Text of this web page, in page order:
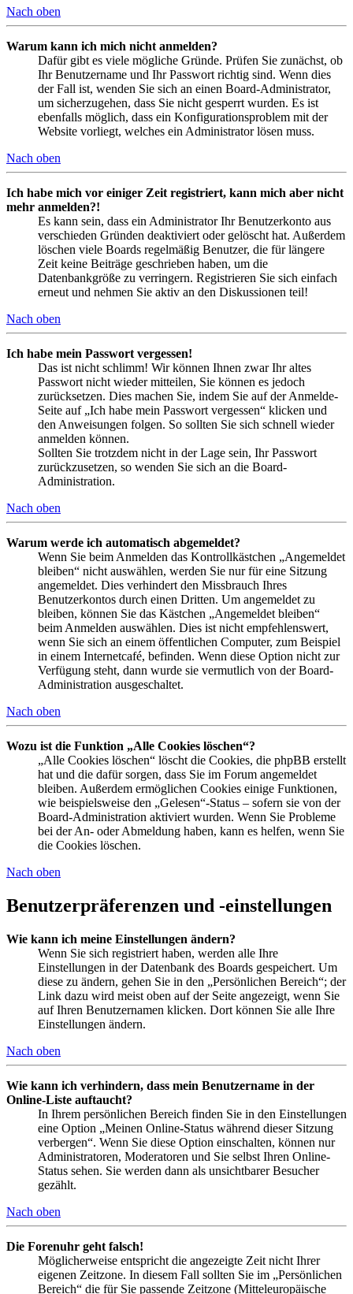
Nach oben
Warum kann ich mich nicht anmelden?
Dafür gibt es viele mögliche Gründe. Prüfen Sie zunächst, ob
Ihr Benutzername und Ihr Passwort richtig sind. Wenn dies
der Fall ist, wenden Sie sich an einen Board-Administrator,
um sicherzugehen, dass Sie nicht gesperrt wurden. Es ist
ebenfalls möglich, dass ein Konfigurationsproblem mit der
Website vorliegt, welches ein Administrator lösen muss.
Nach oben
Ich habe mich vor einiger Zeit registriert, kann mich aber nicht
mehr anmelden?!
Es kann sein, dass ein Administrator Ihr Benutzerkonto aus
verschieden Gründen deaktiviert oder gelöscht hat. Außerdem
löschen viele Boards regelmäßig Benutzer, die für längere
Zeit keine Beiträge geschrieben haben, um die
Datenbankgröße zu verringern. Registrieren Sie sich einfach
erneut und nehmen Sie aktiv an den Diskussionen teil!
Nach oben
Ich habe mein Passwort vergessen!
Das ist nicht schlimm! Wir können Ihnen zwar Ihr altes
Passwort nicht wieder mitteilen, Sie können es jedoch
zurücksetzen. Dies machen Sie, indem Sie auf der Anmelde-
Seite auf „Ich habe mein Passwort vergessen“ klicken und
den Anweisungen folgen. So sollten Sie sich schnell wieder
anmelden können.
Sollten Sie trotzdem nicht in der Lage sein, Ihr Passwort
zurückzusetzen, so wenden Sie sich an die Board-
Administration.
Nach oben
Warum werde ich automatisch abgemeldet?
Wenn Sie beim Anmelden das Kontrollkästchen „Angemeldet
bleiben“ nicht auswählen, werden Sie nur für eine Sitzung
angemeldet. Dies verhindert den Missbrauch Ihres
Benutzerkontos durch einen Dritten. Um angemeldet zu
bleiben, können Sie das Kästchen „Angemeldet bleiben“
beim Anmelden auswählen. Dies ist nicht empfehlenswert,
wenn Sie sich an einem öffentlichen Computer, zum Beispiel
in einem Internetcafé, befinden. Wenn diese Option nicht zur
Verfügung steht, dann wurde sie vermutlich von der Board-
Administration ausgeschaltet.
Nach oben
Wozu ist die Funktion „Alle Cookies löschen“?
„Alle Cookies löschen“ löscht die Cookies, die phpBB erstellt
hat und die dafür sorgen, dass Sie im Forum angemeldet
bleiben. Außerdem ermöglichen Cookies einige Funktionen,
wie beispielsweise den „Gelesen“-Status – sofern sie von der
Board-Administration aktiviert wurden. Wenn Sie Probleme
bei der An- oder Abmeldung haben, kann es helfen, wenn Sie
die Cookies löschen.
Nach oben
Benutzerpräferenzen und -einstellungen
Wie kann ich meine Einstellungen ändern?
Wenn Sie sich registriert haben, werden alle Ihre
Einstellungen in der Datenbank des Boards gespeichert. Um
diese zu ändern, gehen Sie in den „Persönlichen Bereich“; der
Link dazu wird meist oben auf der Seite angezeigt, wenn Sie
auf Ihren Benutzernamen klicken. Dort können Sie alle Ihre
Einstellungen ändern.
Nach oben
Wie kann ich verhindern, dass mein Benutzername in der
Online-Liste auftaucht?
In Ihrem persönlichen Bereich finden Sie in den Einstellungen
eine Option „Meinen Online-Status während dieser Sitzung
verbergen“. Wenn Sie diese Option einschalten, können nur
Administratoren, Moderatoren und Sie selbst Ihren Online-
Status sehen. Sie werden dann als unsichtbarer Besucher
gezählt.
Nach oben
Die Forenuhr geht falsch!
Möglicherweise entspricht die angezeigte Zeit nicht Ihrer
eigenen Zeitzone. In diesem Fall sollten Sie im „Persönlichen
Bereich“ die für Sie passende Zeitzone (Mitteleuropäische